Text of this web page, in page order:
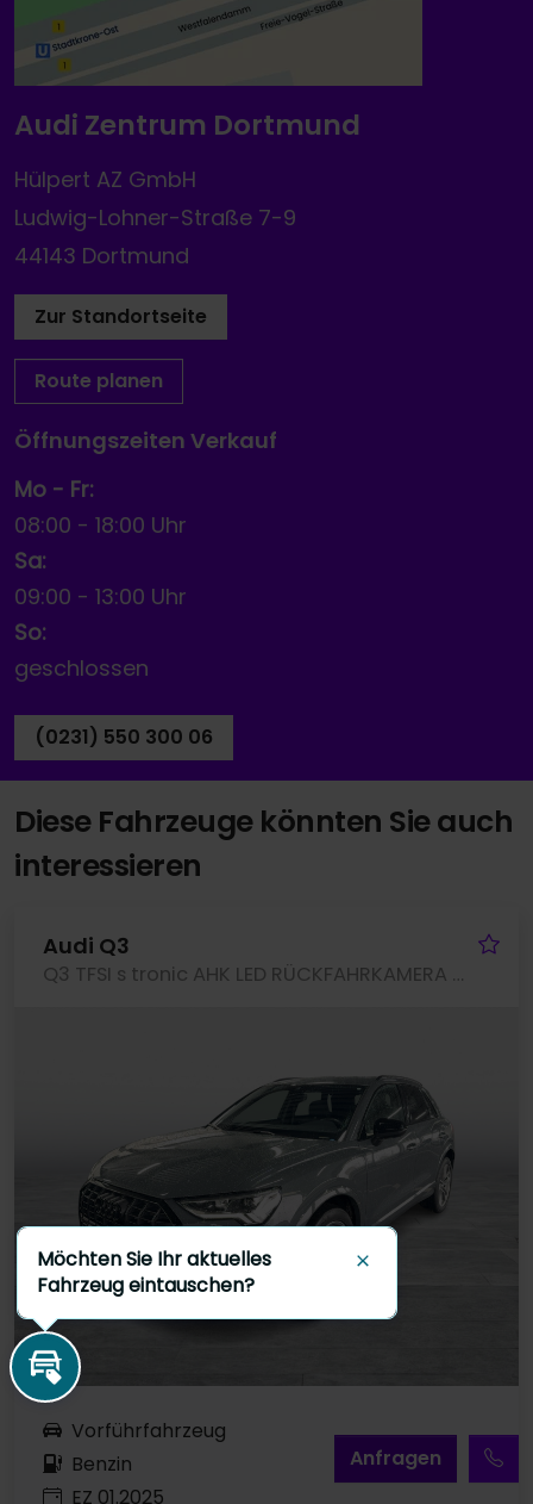
Anfragen
Audi Zentrum Dortmund
Hülpert AZ GmbH
Ludwig-Lohner-Straße 7-9
44143 Dortmund
Zur Standortseite
Route planen
Öffnungszeiten Verkauf
Mo - Fr:
08:00 - 18:00 Uhr
Sa:
09:00 - 13:00 Uhr
So:
geschlossen
(0231) 550 300 06
Diese Fahrzeuge könnten Sie auch
interessieren
Audi Q3
Q3 TFSI s tronic AHK LED RÜCKFAHRKAMERA LM19
Vorführfahrzeug
Benzin
EZ 01.2025
Inzahlungnahme
Möchten Sie Ihr aktuelles
Fahrzeug eintauschen?
Schließen